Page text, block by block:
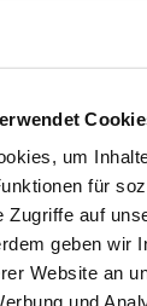
um
für
Zugriffe auf
geben wir
Website an
und